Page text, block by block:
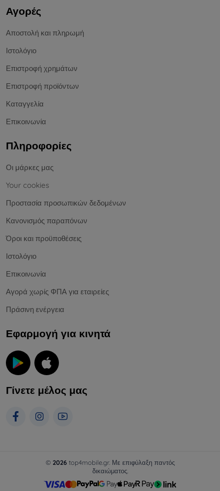
Αγορές
Αποστολή και πληρωμή
Ιστολόγιο
Επιστροφή χρημάτων
Επιστροφή προϊόντων
Καταγγελία
Επικοινωνία
Πληροφορίες
Οι μάρκες μας
Your cookies
Προστασία προσωπικών δεδομένων
Κανονισμός παραπόνων
Όροι και προϋποθέσεις
Ιστολόγιο
Επικοινωνία
Αγορά χωρίς ΦΠΑ για εταιρείες
Πράσινη ενέργεια
Εφαρμογή για κινητά
Γίνετε μέλος μας
© 2026top4mobile.gr. Με επιφύλαξη παντός
δικαιώματος.